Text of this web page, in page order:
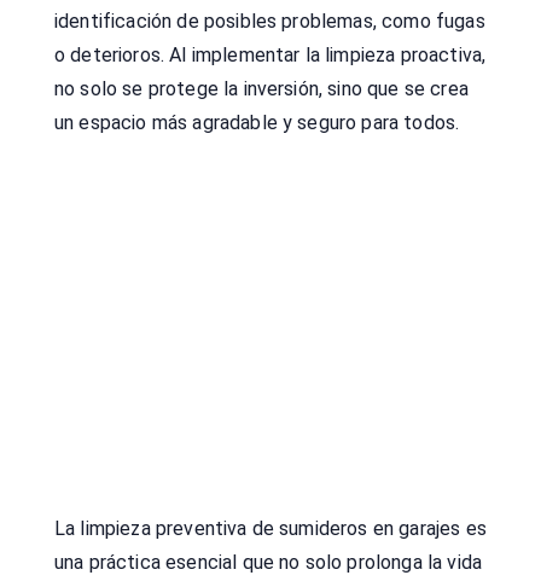
identificación de posibles problemas, como fugas
o deterioros. Al implementar la limpieza proactiva,
no solo se protege la inversión, sino que se crea
un espacio más agradable y seguro para todos.
La limpieza preventiva de sumideros en garajes es
una práctica esencial que no solo prolonga la vida